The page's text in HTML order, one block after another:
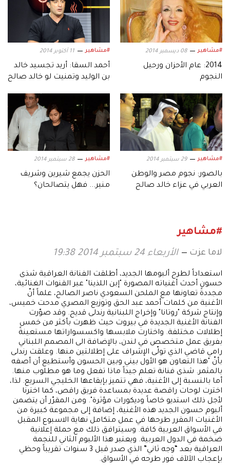
#مشاهير 08 ديسمبر 2014
2014: عام الأحزان ورحيل
النجوم
#مشاهير 11 أكتوبر 2014
أحمد السقا: أريد تجسيد خالد
بن الوليد وتمنيت لو خالد صالح
#مشاهير 29 سبتمبر 2014
بالصور: نجوم مصر والوطن
العربي في عزاء خالد صالح
#مشاهير 28 سبتمبر 2014
الحزن يجمع شيرين وشريف
منير... فهل يتصالحان؟
#مشاهير
لاما عزت الأربعاء 24 سبتمبر 2014 19:38
استعداداً لطرح ألبومها الجديد، أطلقت الفنانة العراقية شذى
حسون أحدث أغنياته المصورة "إبن اللذينا" عبر القنوات الغنائية،
مجددةً تعاونها مع الملحن السعودي ناصر الصالح، علماً أنّ
الأغنية من كلمات أحمد عبد الحق وتوزيع المصري مدحت خميس،
وإنتاج شركة "روتانا" وإخراج اللبنانية رندلى قديح. وقد صوّرت
الفنانة الأغنية الجديدة في بيروت حيث ظهرت بأكثر من خمس
إطلالات مختلفة. واختارت ملابسها واكسسواراتها مستعينةً
بفريق عمل متخصص في لندن، بالإضافة الى المصمم اللبناني
رامي قاضي الذي تولّى الإشراف على إطلالتين منها. وعلقت رندلى
بأنّ "هذا التعاون هو الأول بيني وبين الحسون وأستطيع أن أصفه
بالمثمر. شذى فنانة تعلم جيداً ماذا تفعل وما هو مطلوب منها.
أما بالنسبة إلى الأغنية، فهي تتميز بإيقاعها الخليجي السريع. لذا،
اخترت لوحات راقصة عديدة بمساعدة فريق راقص، كما اخترنا
لأجل ذلك استديو خاصاً وديكورات مؤثرة". ومن المقرّر أن يتضمن
ألبوم حسون الجديد هذه الأغنية، إضافة إلى مجموعة كبيرة من
الأغنيات المقرر طرحها في عمل متكامل نهاية الاسبوع المقبل
في الأسواق العربية كافة. وسيترافق ذلك مع حملة إعلانية
ضخمة في الدول العربية. ويعتبر هذا الألبوم الثاني للنجمة
العراقية بعد “وجه ثاني” الذي صدر قبل 3 سنوات تقريباً وحظي
بإعجاب الآلآف فور طرحه في الأسواق.